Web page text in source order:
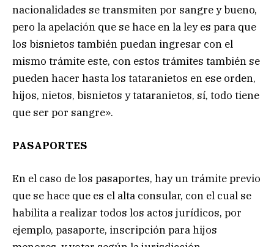
nacionalidades se transmiten por sangre y bueno,
pero la apelación que se hace en la ley es para que
los bisnietos también puedan ingresar con el
mismo trámite este, con estos trámites también se
pueden hacer hasta los tataranietos en ese orden,
hijos, nietos, bisnietos y tataranietos, sí, todo tiene
que ser por sangre».
PASAPORTES
En el caso de los pasaportes, hay un trámite previo
que se hace que es el alta consular, con el cual se
habilita a realizar todos los actos jurídicos, por
ejemplo, pasaporte, inscripción para hijos